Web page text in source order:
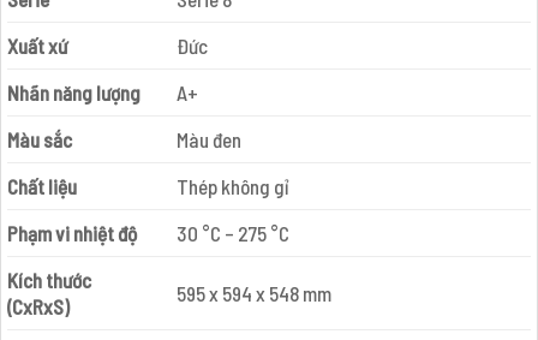
Xuất xứ
Đức
Nhãn năng lượng
A+
Màu sắc
Màu đen
Chất liệu
Thép không gỉ
Phạm vi nhiệt độ
30 °C – 275 °C
Kích thước
(CxRxS)
595 x 594 x 548 mm